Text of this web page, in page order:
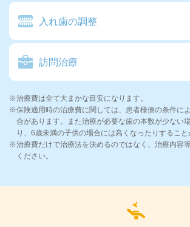
入れ歯の調整
訪問治療
※治療費は全て大まかな目安になります。
※保険適用時の治療費に関しては、患者様側の条件に
合があります。また治療が必要な歯の本数が少ない
り、6歳未満の子供の場合には高くなったりすること
※治療費だけで治療法を決めるのではなく、治療内容
ください。